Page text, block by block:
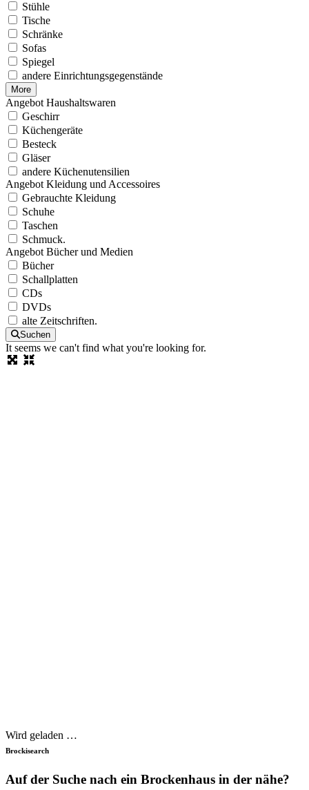
Stühle
Tische
Schränke
Sofas
Spiegel
andere Einrichtungsgegenstände
More
Angebot Haushaltswaren
Geschirr
Küchengeräte
Besteck
Gläser
andere Küchenutensilien
Angebot Kleidung und Accessoires
Gebrauchte Kleidung
Schuhe
Taschen
Schmuck.
Angebot Bücher und Medien
Bücher
Schallplatten
CDs
DVDs
alte Zeitschriften.
Suchen
It seems we can't find what you're looking for.
Wird geladen …
Brockisearch
Auf der Suche nach ein Brockenhaus in der nähe?